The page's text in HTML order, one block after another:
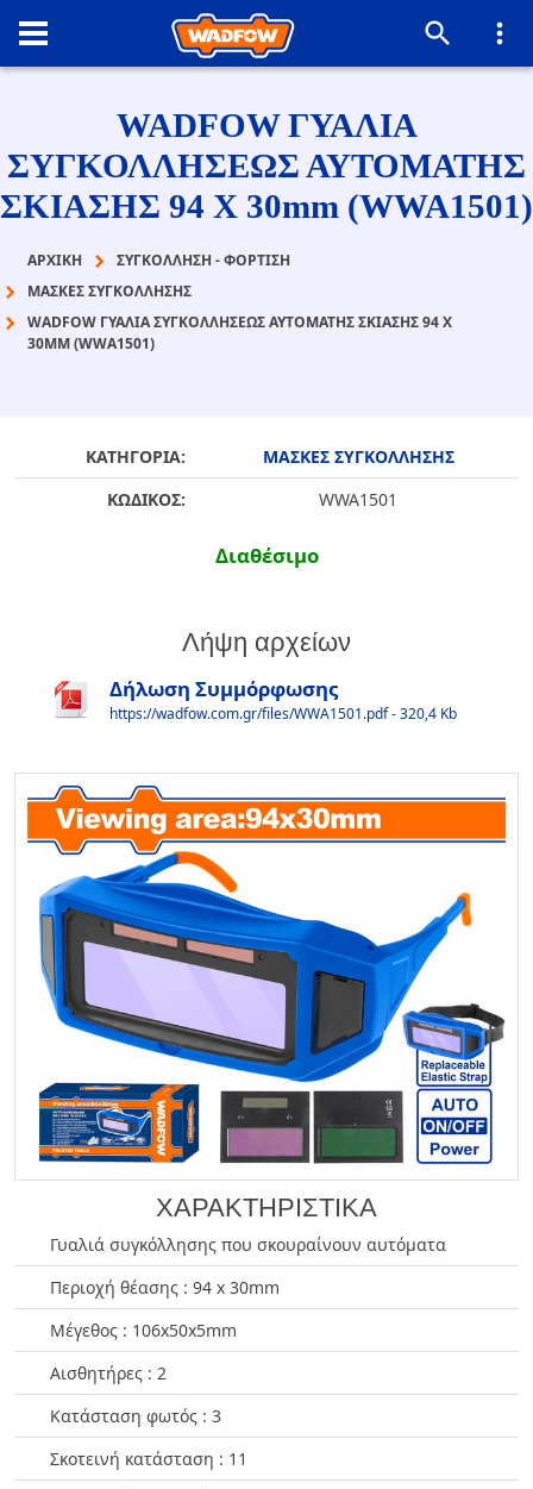
WADFOW ΓΥΑΛΙΑ
ΣΥΓΚΟΛΛΗΣΕΩΣ ΑΥΤΟΜΑΤΗΣ
ΣΚΙΑΣΗΣ 94 Χ 30mm (WWA1501)
ΑΡΧΙΚΉ
ΣΥΓΚΟΛΛΗΣΗ - ΦΟΡΤΙΣΗ
ΜΑΣΚΕΣ ΣΥΓΚΟΛΛΗΣΗΣ
WADFOW ΓΥΑΛΙΑ ΣΥΓΚΟΛΛΗΣΕΩΣ ΑΥΤΟΜΑΤΗΣ ΣΚΙΑΣΗΣ 94 Χ
30MM (WWA1501)
ΚΑΤΗΓΟΡΙΑ:
ΜΑΣΚΕΣ ΣΥΓΚΟΛΛΗΣΗΣ
ΚΩΔΙΚΟΣ:
WWA1501
Διαθέσιμο
Λήψη αρχείων
Δήλωση Συμμόρφωσης
https://wadfow.com.gr/files/WWA1501.pdf - 320,4 Kb
ΧΑΡΑΚΤΗΡΙΣΤΙΚΑ
Γυαλιά συγκόλλησης που σκουραίνουν αυτόματα
Περιοχή θέασης : 94 x 30mm
Μέγεθος : 106x50x5mm
Αισθητήρες : 2
Κατάσταση φωτός : 3
Σκοτεινή κατάσταση : 11